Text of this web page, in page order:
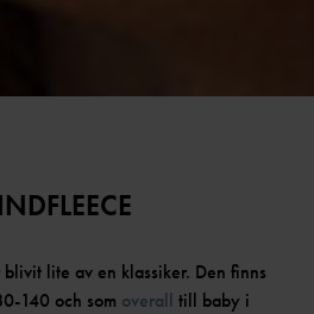
lite av en klassiker. Den finns
140 och som overall till baby i